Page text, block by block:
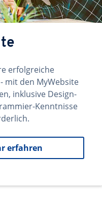
erfolgreiche
mit den MyWebsite
inklusive Design-
Kenntnisse
erfahren